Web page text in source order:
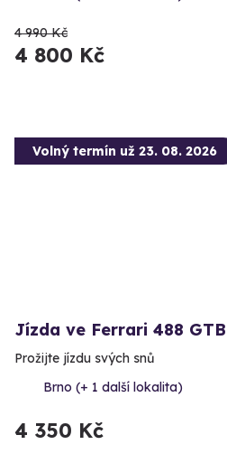
4 990 Kč
4 800 Kč
Volný termín už 23. 08. 2026
Jízda ve Ferrari 488
Prožijte jízdu svých snů
Brno (+ 1 další lokalita)
4 350 Kč